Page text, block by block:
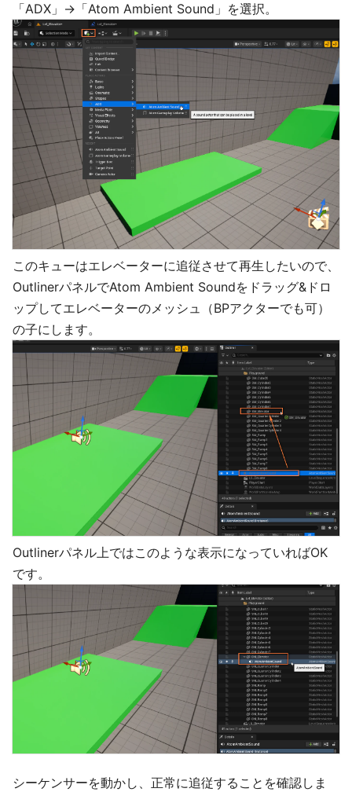
「ADX」→「Atom Ambient Sound」を選択。
このキューはエレベーターに追従させて再生したいので、
OutlinerパネルでAtom Ambient Soundをドラッグ&ドロ
ップしてエレベーターのメッシュ（BPアクターでも可）
の子にします。
Outlinerパネル上ではこのような表示になっていればOK
です。
シーケンサーを動かし、正常に追従することを確認しま